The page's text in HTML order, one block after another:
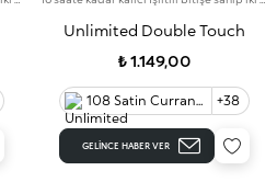
Unlimited Double Touch
₺ 1.149,00
108 Satin Currant Red 60 +38
GELINCE HABER VER